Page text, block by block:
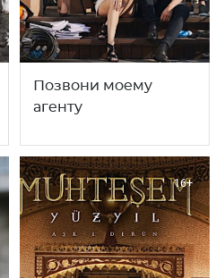
Позвони моему
агенту
16+